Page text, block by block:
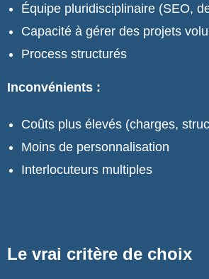
Équipe pluridisciplinaire (SEO,
Capacité à gérer des projets
Process structurés
Inconvénients :
Coûts plus élevés (charges,
Moins de personnalisation
Interlocuteurs multiples
Le vrai critère de choix